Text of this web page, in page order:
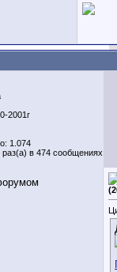
2001г
1.074
в 474 сообщениях